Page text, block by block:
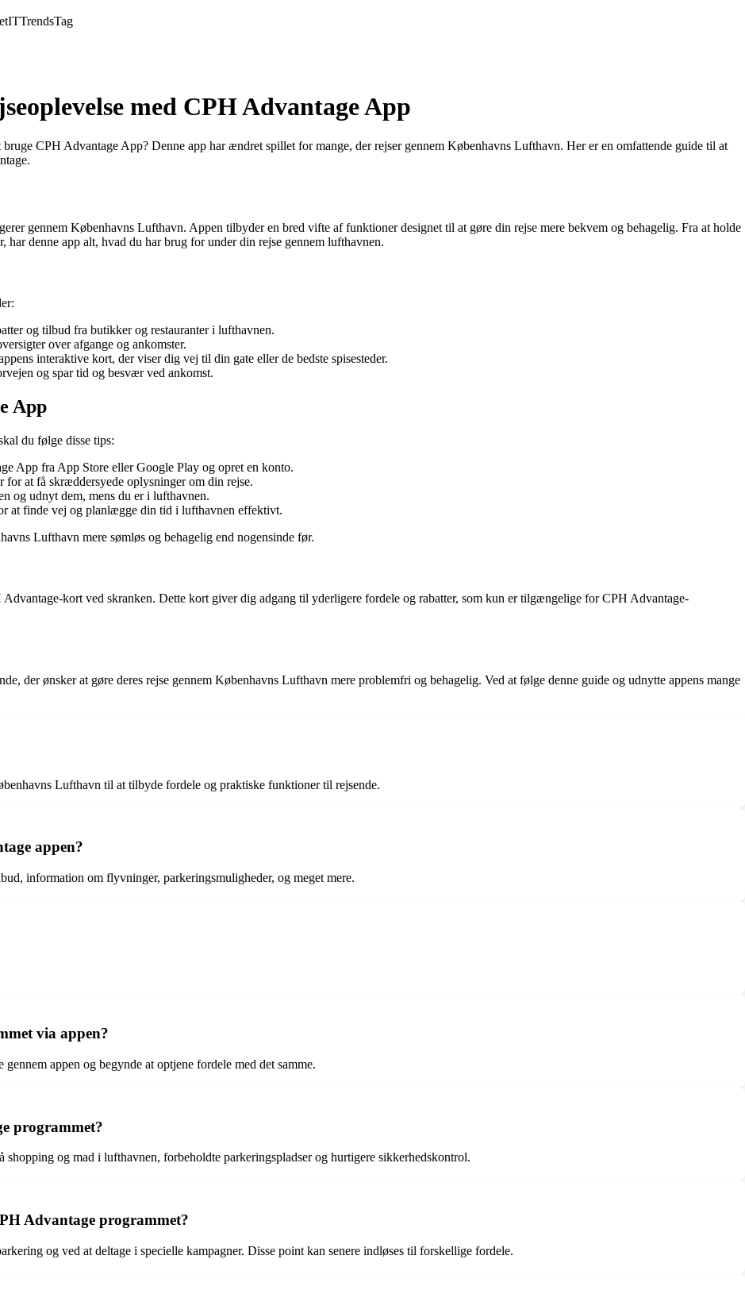
ITTrendsTag
med CPH Advantage App
CPH Advantage App? Denne app har ændret spillet for mange, der rejser gennem Københavns Lufthavn. Her er en omfattende guide til at
gennem Københavns Lufthavn. Appen tilbyder en bred vifte af funktioner designet til at gøre din rejse mere bekvem og behagelig. Fra at holde
denne app alt, hvad du har brug for under din rejse gennem lufthavnen.
og tilbud fra butikker og restauranter i lufthavnen.
over afgange og ankomster.
interaktive kort, der viser dig vej til din gate eller de bedste spisesteder.
og spar tid og besvær ved ankomst.
App
du følge disse tips:
App fra App Store eller Google Play og opret en konto.
at få skræddersyede oplysninger om din rejse.
og udnyt dem, mens du er i lufthavnen.
at finde vej og planlægge din tid i lufthavnen effektivt.
Lufthavn mere sømløs og behagelig end nogensinde før.
kort ved skranken. Dette kort giver dig adgang til yderligere fordele og rabatter, som kun er tilgængelige for CPH Advantage-
der ønsker at gøre deres rejse gennem Københavns Lufthavn mere problemfri og behagelig. Ved at følge denne guide og udnytte appens mange
Lufthavn til at tilbyde fordele og praktiske funktioner til rejsende.
appen?
information om flyvninger, parkeringsmuligheder, og meget mere.
via appen?
appen og begynde at optjene fordele med det samme.
programmet?
og mad i lufthavnen, forbeholdte parkeringspladser og hurtigere sikkerhedskontrol.
Advantage programmet?
og ved at deltage i specielle kampagner. Disse point kan senere indløses til forskellige fordele.